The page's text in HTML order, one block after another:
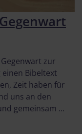
zur
Bibeltext
Zeit haben für
uns an den
gemeinsam ...